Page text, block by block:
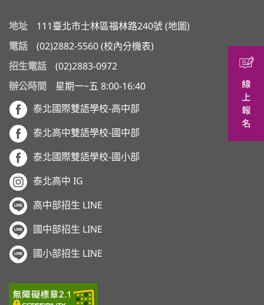
地址 111臺北市士林區福林路240號 (地圖 )
電話
(02)2882-5560 (校內分機表)
招生電話
(02)2883-0972
辦公時間
星期一~五 8:00-16:40
泰北國際雙語學校-高中部
泰北高中雙語學校-國中部
泰北國際雙語學校-國小部
泰北高中 IG
高中部招生 LINE
國中部招生 LINE
國小部招生 LINE